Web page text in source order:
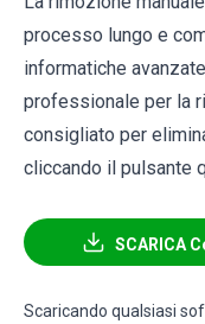
processo lungo e
informatiche
professionale per la
consigliato per
cliccando il pulsante
SCARICA
Scaricando qualsiasi